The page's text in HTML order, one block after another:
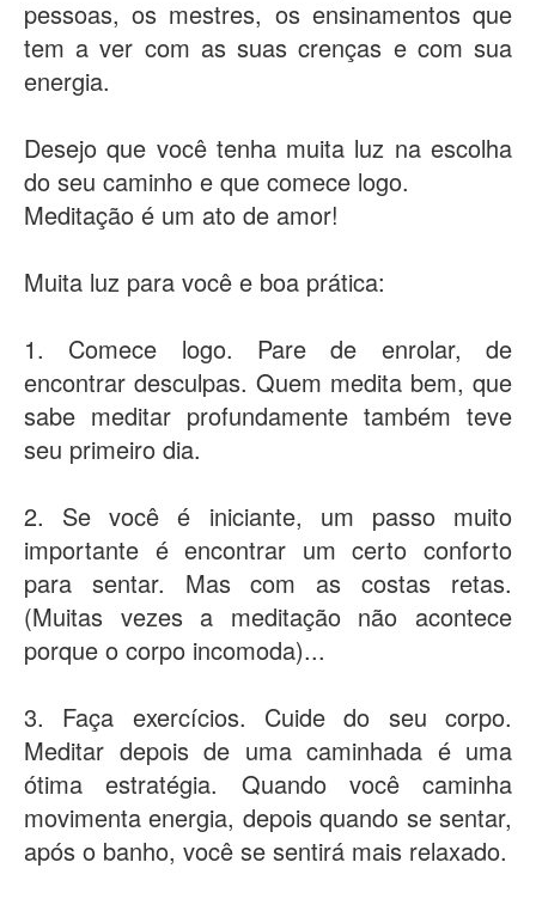
pessoas, os mestres, os ensinamentos que
tem a ver com as suas crenças e com sua
energia.
Desejo que você tenha muita luz na escolha
do seu caminho e que comece logo.
Meditação é um ato de amor!
Muita luz para você e boa prática:
1. Comece logo. Pare de enrolar, de
encontrar desculpas. Quem medita bem, que
sabe meditar profundamente também teve
seu primeiro dia.
2. Se você é iniciante, um passo muito
importante é encontrar um certo conforto
para sentar. Mas com as costas retas.
(Muitas vezes a meditação não acontece
porque o corpo incomoda)...
3. Faça exercícios. Cuide do seu corpo.
Meditar depois de uma caminhada é uma
ótima estratégia. Quando você caminha
movimenta energia, depois quando se sentar,
após o banho, você se sentirá mais relaxado.